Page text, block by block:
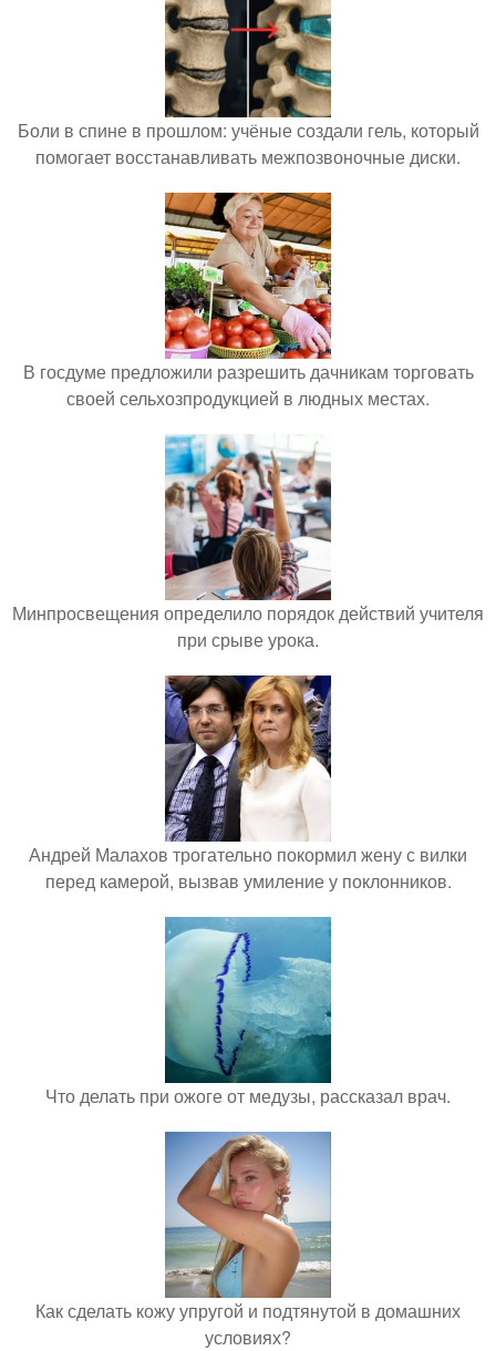
Боли в спине в прошлом: учёные создали гель, который
помогает восстанавливать межпозвоночные диски.
В госдуме предложили разрешить дачникам торговать
своей сельхозпродукцией в людных местах.
Минпросвещения определило порядок действий учителя
при срыве урока.
Андрей Малахов трогательно покормил жену с вилки
перед камерой, вызвав умиление у поклонников.
Что делать при ожоге от медузы, рассказал врач.
Как сделать кожу упругой и подтянутой в домашних
условиях?